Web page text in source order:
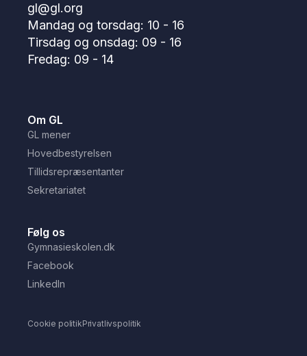
gl@gl.org
Mandag og torsdag: 10 - 16
Tirsdag og onsdag: 09 - 16
Fredag: 09 - 14
Om GL
GL mener
Hovedbestyrelsen
Tillidsrepræsentanter
Sekretariatet
Følg os
Gymnasieskolen.dk
Facebook
LinkedIn
Cookie politikPrivatlivspolitik